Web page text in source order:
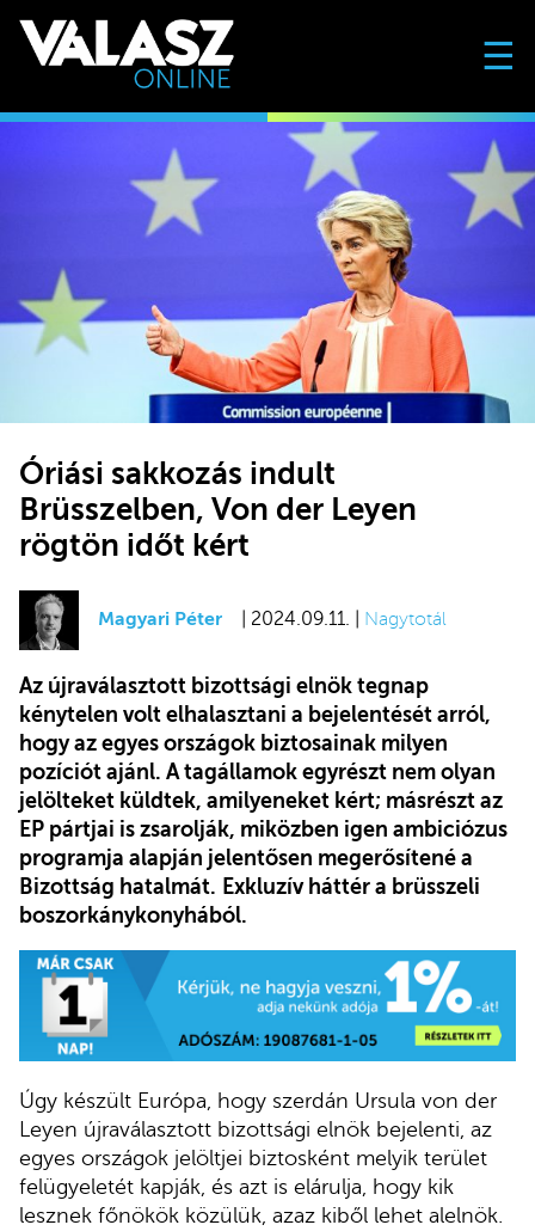
☰
Óriási sakkozás indult
Brüsszelben, Von der Leyen
rögtön időt kért
Magyari Péter | 2024.09.11. | Nagytotál
Az újraválasztott bizottsági elnök tegnap
kénytelen volt elhalasztani a bejelentését arról,
hogy az egyes országok biztosainak milyen
pozíciót ajánl. A tagállamok egyrészt nem olyan
jelölteket küldtek, amilyeneket kért; másrészt az
EP pártjai is zsarolják, miközben igen ambiciózus
programja alapján jelentősen megerősítené a
Bizottság hatalmát. Exkluzív háttér a brüsszeli
boszorkánykonyhából.
Úgy készült Európa, hogy szerdán Ursula von der
Leyen újraválasztott bizottsági elnök bejelenti, az
egyes országok jelöltjei biztosként melyik terület
felügyeletét kapják, és azt is elárulja, hogy kik
lesznek főnökök közülük, azaz kiből lehet alelnök.